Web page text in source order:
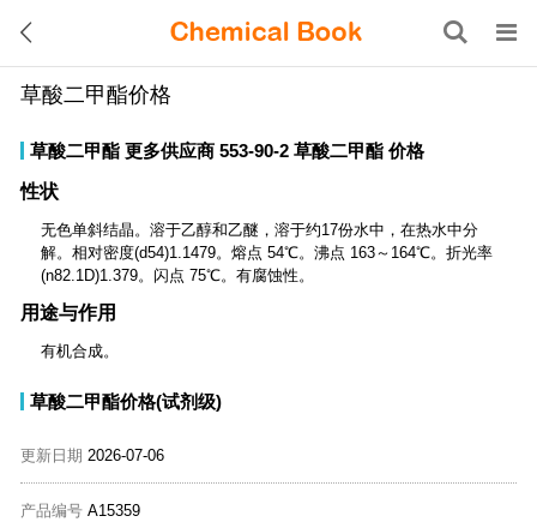
草酸二甲酯价格
草酸二甲酯 更多供应商 553-90-2 草酸二甲酯 价格
性状
无色单斜结晶。溶于乙醇和乙醚，溶于约17份水中，在热水中分
解。相对密度(d54)1.1479。熔点 54℃。沸点 163～164℃。折光率
(n82.1D)1.379。闪点 75℃。有腐蚀性。
用途与作用
有机合成。
草酸二甲酯价格(试剂级)
更新日期 2026-07-06
产品编号 A15359